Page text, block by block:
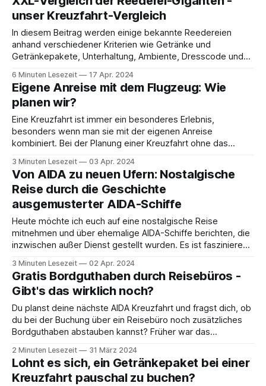
Varianten: „Classic“ und „Deluxe“, die sich in Preis und
unser Kreuzfahrt-Vergleich
In diesem Beitrag werden einige bekannte Reedereien
anhand verschiedener Kriterien wie Getränke und
Getränkepakete, Unterhaltung, Ambiente, Dresscode und
Reedereien vergleichen wir? * AIDA Cruises (AIDA) * TUI
Cruises (Mein Schiff) * COSTA Crociere (Costa) * MSC
Cruises (MSC) * Royal Caribbean Interational (Royal
Carribean) * Norwegian Cruise Line (NCL) Kurzüberblick der
Reedereien
6 Minuten Lesezeit 17 Apr. 2024
Eigene Anreise mit dem Flugzeug: Wie
planen wir?
Eine Kreuzfahrt ist immer ein besonderes Erlebnis,
besonders wenn man sie mit der eigenen Anreise
kombiniert. Bei der Planung einer Kreuzfahrt ohne das
die wir immer beachten, um sicherzustellen, dass alles
reibungslos verläuft. Im November steht bei uns eine
spannende Kreuzfahrt mit
3 Minuten Lesezeit 03 Apr. 2024
Von AIDA zu neuen Ufern: Nostalgische
Reise durch die Geschichte
ausgemusterter AIDA-Schiffe
Heute möchte ich euch auf eine nostalgische Reise
mitnehmen und über ehemalige AIDA-Schiffe berichten, die
inzwischen außer Dienst gestellt wurden. Es ist faszinierend
AIDA-Flotte waren, nun neue Wege gehen und unter
anderen Flaggen die Weltmeere befahren. AIDAcara - Von
3 Minuten Lesezeit 02 Apr. 2024
Gratis Bordguthaben durch Reisebüros -
Gibt's das wirklich noch?
Du planst deine nächste AIDA Kreuzfahrt und fragst dich, ob
du bei der Buchung über ein Reisebüro noch zusätzliches
Bordguthaben abstauben kannst? Früher war das
Euro oder sogar 200 Euro Bordguthaben gratis dazu. Doch
offiziell sollte es diese Praxis eigentlich nicht
2 Minuten Lesezeit 31 März 2024
Lohnt es sich, ein Getränkepaket bei einer
Kreuzfahrt pauschal zu buchen?